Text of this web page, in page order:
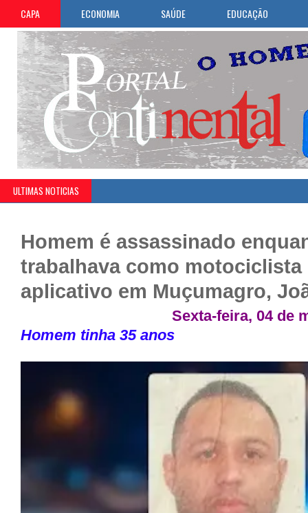
CAPA ECONOMIA SAÚDE EDUCAÇÃO
ULTIMAS NOTICIAS
Homem é assassinado
trabalhava como motociclista
aplicativo em Muçumagro,
Sexta-feira, 04 de
Homem tinha 35 anos